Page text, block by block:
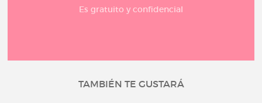
Es gratuito y confidencial
TAMBIÉN TE GUSTARÁ